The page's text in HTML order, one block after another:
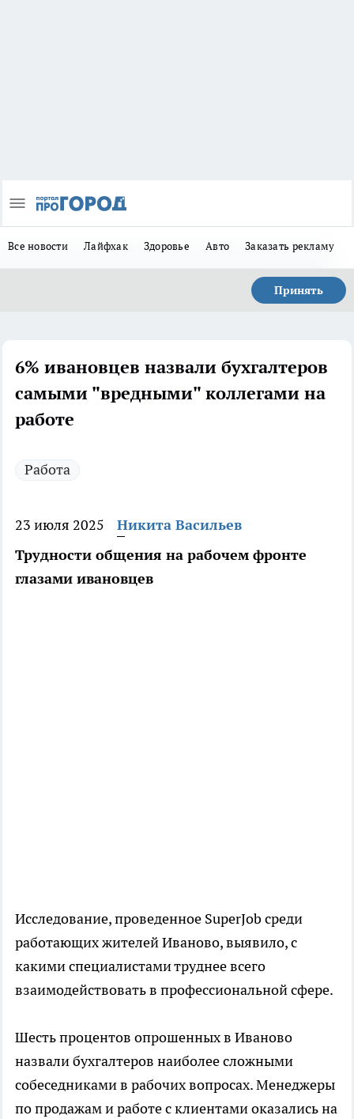
Все новости Лайфхак Здоровье Авто Заказать рекламу
Принять
6% ивановцев назвали бухгалтеров
самыми "вредными" коллегами на
работе
Работа
23 июля 2025
Никита Васильев
Трудности общения на рабочем фронте
глазами ивановцев
Исследование, проведенное SuperJob среди
работающих жителей Иваново, выявило, с
какими специалистами труднее всего
взаимодействовать в профессиональной сфере.
Шесть процентов опрошенных в Иваново
назвали бухгалтеров наиболее сложными
собеседниками в рабочих вопросах. Менеджеры
по продажам и работе с клиентами оказались на